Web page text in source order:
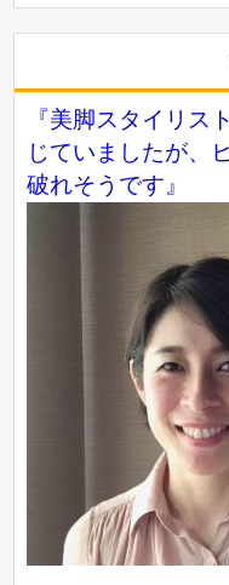
『美脚スタイリス
じていましたが、
破れそうです』